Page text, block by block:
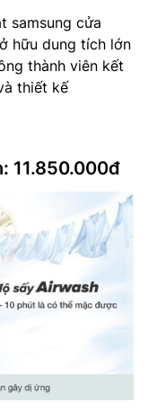
samsung cửa
hữu dung tích lớn
thành viên kết
thiết kế
11.850.000đ